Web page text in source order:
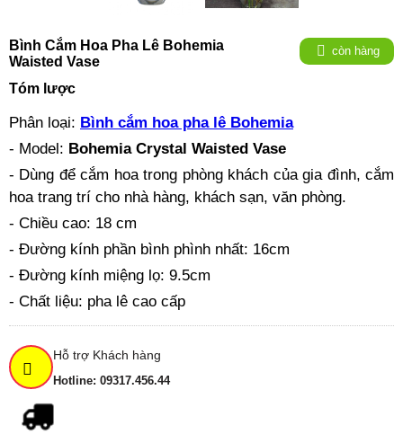
Bình Cắm Hoa Pha Lê Bohemia
Waisted Vase
còn hàng
Tóm lược
Phân loại: Bình cắm hoa pha lê Bohemia
- Model: Bohemia Crystal Waisted Vase
- Dùng để cắm hoa trong phòng khách của gia đình, cắm
hoa trang trí cho nhà hàng, khách sạn, văn phòng.
- Chiều cao: 18 cm
- Đường kính phần bình phình nhất: 16cm
- Đường kính miệng lọ: 9.5cm
- Chất liệu: pha lê cao cấp
Hỗ trợ Khách hàng
Hotline: 09317.456.44